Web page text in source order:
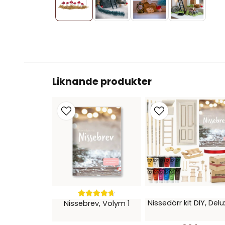
Liknande produkter
Nissebrev, Volym 1 Nissedörr kit DIY,